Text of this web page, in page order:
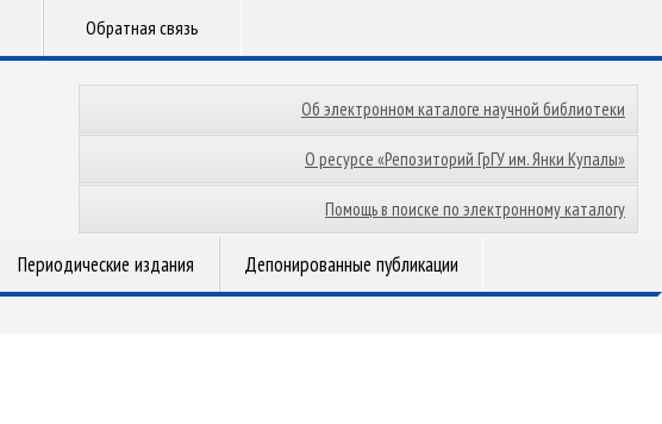
Обратная связь
Об электронном каталоге научной библиотеки
О ресурсе «Репозиторий ГрГУ им. Янки Купалы»
Помощь в поиске по электронному каталогу
Периодические издания Депонированные публикации